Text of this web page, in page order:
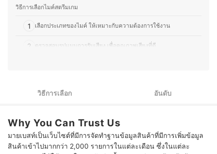
ทั้งในแง่ของการเลือกซื้อ อัปเกรด และดูแลรักษา เพื่อให้ผู้อ่าน
อย่างคุ้มค่า
วิธีการเลือกไมค์สตรีมเกม
1 เลือกประเภทของไมค์ ให้เหมาะกับความต้องการใช้งาน
2 ตรวจสอบรูปแบบการรับเสียง เพื่อคุณภาพเสียงที่ดี
5 พิจารณารูปแบบการติดตั้ง ให้เหมาะกับพื้นที่ใช้งาน
10 ไมค์สตรีมเกม แนะนำ ปี 2025 ไมค์เกมมิ่ง แนะนำ
ระยะห่างไมค์กับปากควรเท่าไหร่
วิธีการเลือก อันดับ
Why You Can Trust Us
มายเบสท์เป็นเว็บไซต์ที่มีการจัดทำฐานข้อมูลสินค้าที่มีการเพิ่มข้อมูล
สินค้าเข้าไปมากกว่า 2,000 รายการในแต่ละเดือน ซึ่งในแต่ละ